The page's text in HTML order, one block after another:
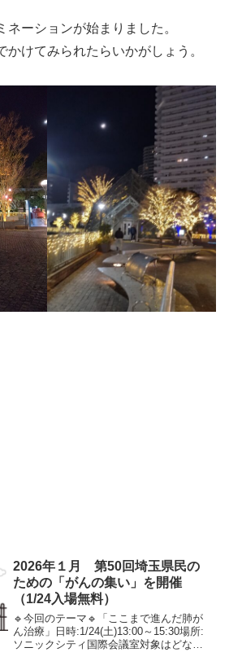
ネーションが始まりました。
かけてみられたらいかがしょう。
2026年１月 第50回埼玉県民の
ための「がんの集い」を開催
（1/24入場無料）
🔹今回のテーマ🔹「ここまで進んだ肺が
ん治療」日時:1/24(土)13:00～15:30場所:
ソニックシティ国際会議室対象はどなた